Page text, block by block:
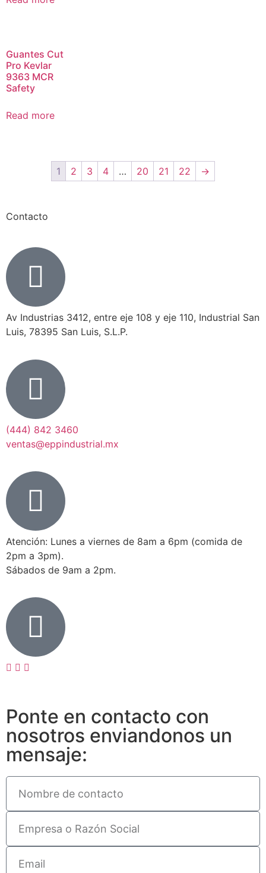
Guantes Cut
Pro Kevlar
9363 MCR
Safety
Read more
1 2 3 4 … 20 21 22 →
Contacto
Av Industrias 3412, entre eje 108 y eje 110, Industrial San
Luis, 78395 San Luis, S.L.P.
(444) 842 3460
ventas@eppindustrial.mx
Atención: Lunes a viernes de 8am a 6pm (comida de
2pm a 3pm).
Sábados de 9am a 2pm.
Ponte en contacto con
nosotros enviandonos un
mensaje: